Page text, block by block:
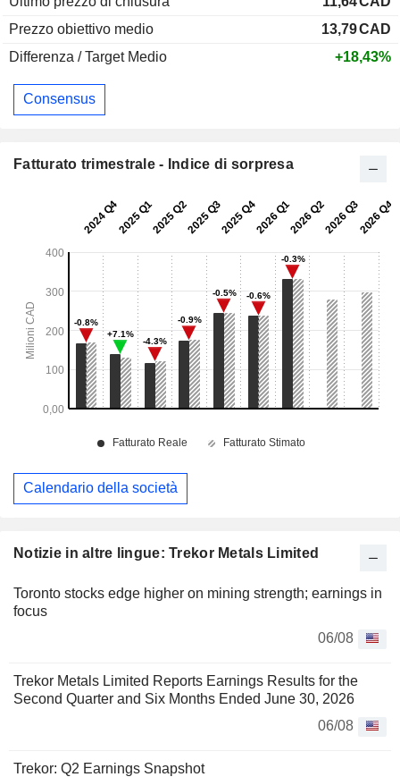
Notizie in altre lingue: Trekor Metals Limited
Toronto stocks edge higher on mining strength; earnings in
focus
06/08
Trekor Metals Limited Reports Earnings Results for the
Second Quarter and Six Months Ended June 30, 2026
06/08
Trekor: Q2 Earnings Snapshot
Prezzo obiettivo medio
13,79CAD
Differenza / Target Medio
+18,43%
Consensus
Fatturato trimestrale - Indice di sorpresa
Calendario della società